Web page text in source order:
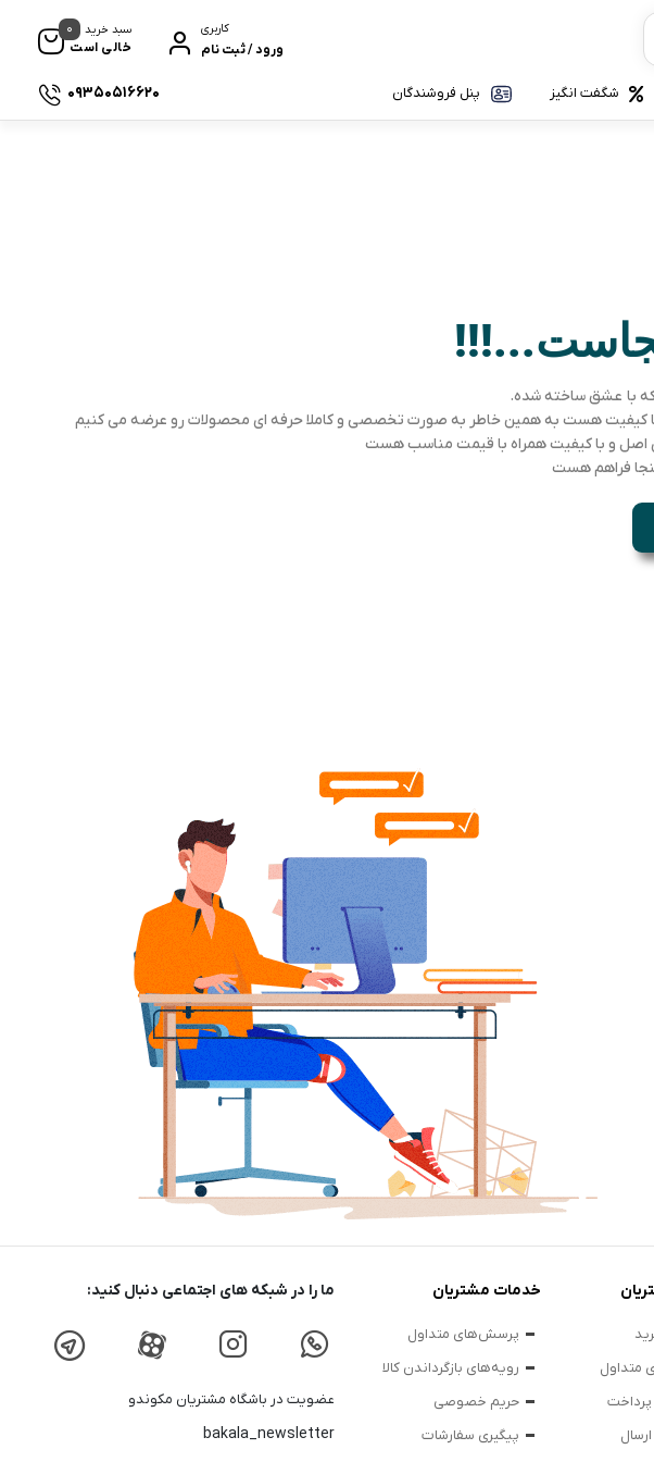
کاربری
ورود / ثبت نام
سبد خرید
خالی است
0
شگفت انگیز پنل فروشندگان 09350516620
که با عشق ساخته شده.
با کیفیت هست به همین خاطر به صورت تخصصی و کاملا حرفه ای محصولات رو عرضه می کنیم
اصل و با کیفیت همراه با قیمت مناسب هست
فراهم هست
متداول
خدمات مشتریان
پرسش‌های متداول
رویه‌های بازگرداندن کالا
حریم خصوصی
پیگیری سفارشات
ما را در شبکه های اجتماعی دنبال کنید:
عضویت در باشگاه مشتریان مکوندو
bakala_newsletter